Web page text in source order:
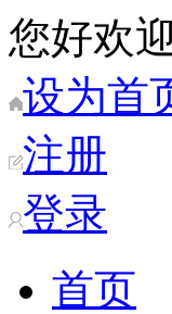
您好欢
设为首
注册
登录
首页